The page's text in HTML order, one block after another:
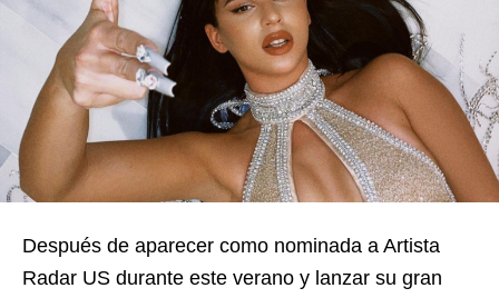
Después de aparecer como nominada a Artista
Radar US durante este verano y lanzar su gran